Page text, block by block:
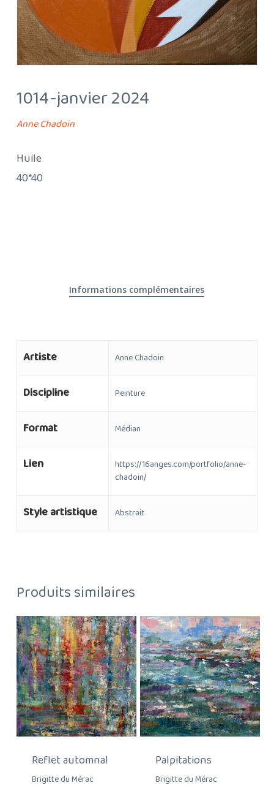
1014-janvier 2024
Anne Chadoin
Huile
40*40
Informations complémentaires
Artiste Anne Chadoin
Discipline Peinture
Format Médian
Lien
https://16anges.com/portfolio/anne-
chadoin/
Style artistique Abstrait
Produits similaires
Reflet automnal
Brigitte du Mérac
Palpitations
Brigitte du Mérac